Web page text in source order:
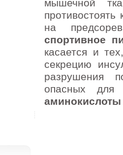
мышечной
на
спортивное
касается и
секрецию
разрушения
опасных для
аминокислоты